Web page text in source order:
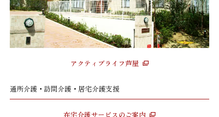
アクティブライフ芦屋
通所介護・訪問介護・居宅介護支援